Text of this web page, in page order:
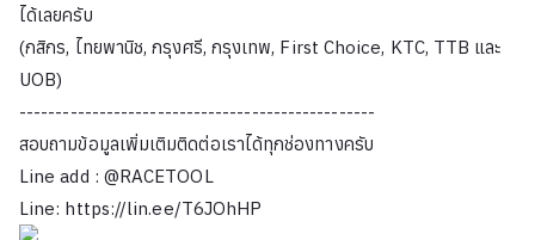
ได้เลยครับ
(กสิกร, ไทยพานิช, กรุงศรี, กรุงเทพ, First Choice, KTC, TTB และ
UOB)
-------------------------------------------------
สอบถามข้อมูลเพิ่มเติมติดต่อเราได้ทุกช่องทางครับ
Line add : @RACETOOL
Line: https://lin.ee/T6JOhHP